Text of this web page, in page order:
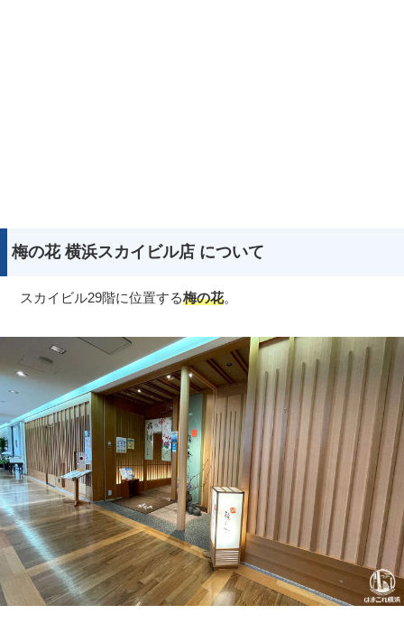
梅の花 横浜スカイビル店 について
スカイビル29階に位置する梅の花。